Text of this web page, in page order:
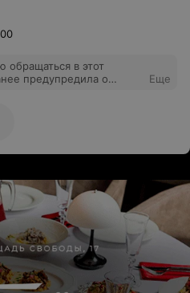
в этот
предупредила о
сказали, что в
неделю. На мое
клиентов,
и что
всех.
Еще